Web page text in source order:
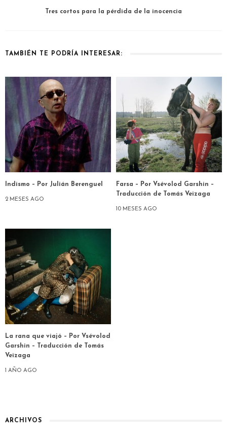
Tres cortos para la pérdida de la inocencia
TAMBIÉN TE PODRÍA INTERESAR:
Indismo – Por Julián Berenguel
2 MESES AGO
Farsa – Por Vsévolod Garshin –
Traducción de Tomás Veizaga
10 MESES AGO
La rana que viajó – Por Vsévolod
Garshin – Traducción de Tomás
Veizaga
1 AÑO AGO
ARCHIVOS